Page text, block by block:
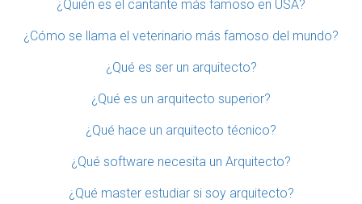
¿Quién es el cantante más famoso en USA?
¿Cómo se llama el veterinario más famoso del mundo?
¿Qué es ser un arquitecto?
¿Qué es un arquitecto superior?
¿Qué hace un arquitecto técnico?
¿Qué software necesita un Arquitecto?
¿Qué master estudiar si soy arquitecto?